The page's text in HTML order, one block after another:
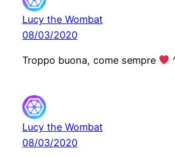
Lucy the Wombat
08/03/2020
Troppo buona, come sempre
Lucy the Wombat
08/03/2020